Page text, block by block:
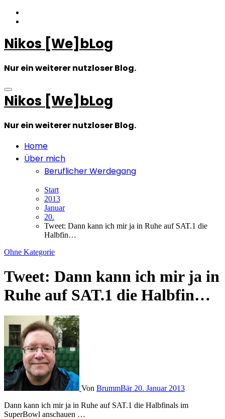
Zum
Inhalt
Nikos [We]bLog
Nur ein weiterer nutzloser Blog.
Nikos [We]bLog
Nur ein weiterer nutzloser Blog.
Home
Über mich
Beruflicher Werdegang
Start
2013
Januar
20.
Tweet: Dann kann ich mir ja in Ruhe auf SAT.1 die
Halbfin…
Ohne Kategorie
Tweet: Dann kann ich mir ja in
Ruhe auf SAT.1 die Halbfin…
Von BrummBär 20. Januar 2013
Dann kann ich mir ja in Ruhe auf SAT.1 die Halbfinals im
SuperBowl anschauen …